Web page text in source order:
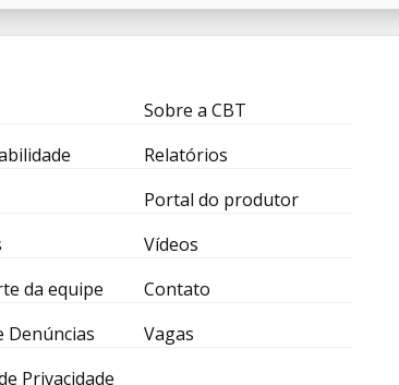
Sobre a CBT
Relatórios
Portal do produtor
Vídeos
da equipe
Contato
Denúncias
Vagas
Privacidade